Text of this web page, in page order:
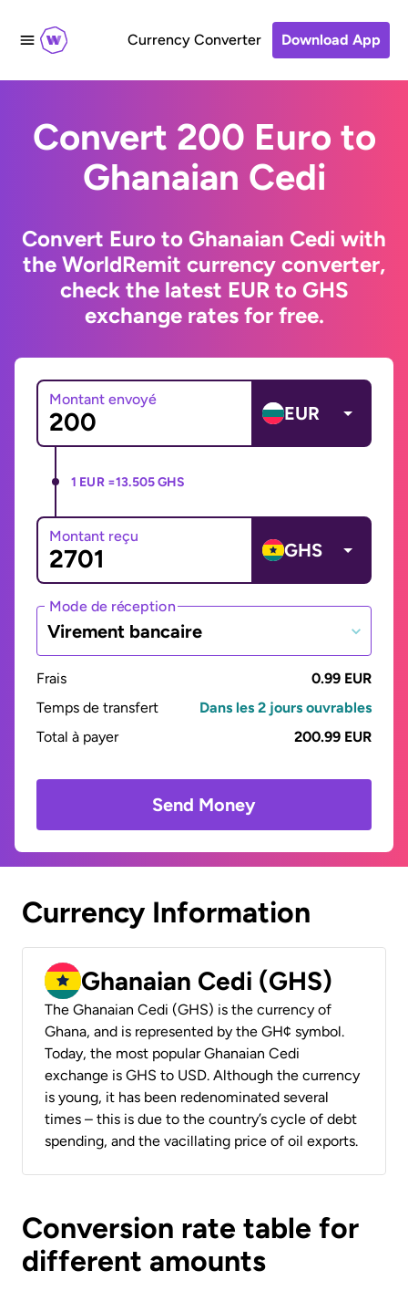
Currency Converter Download App
Convert 200 Euro to
Ghanaian Cedi
Convert Euro to Ghanaian Cedi with
the WorldRemit currency converter,
check the latest EUR to GHS
exchange rates for free.
Montant envoyé
EUR
1 EUR =13.505 GHS
Montant reçu
GHS
Mode de réception
Virement bancaire
Frais
0.99 EUR
Temps de transfert
Dans les 2 jours ouvrables
Total à payer
200.99 EUR
Send Money
Currency Information
Ghanaian Cedi (GHS)
The Ghanaian Cedi (GHS) is the currency of
Ghana, and is represented by the GH¢ symbol.
Today, the most popular Ghanaian Cedi
exchange is GHS to USD. Although the currency
is young, it has been redenominated several
times – this is due to the country’s cycle of debt
spending, and the vacillating price of oil exports.
Conversion rate table for
different amounts